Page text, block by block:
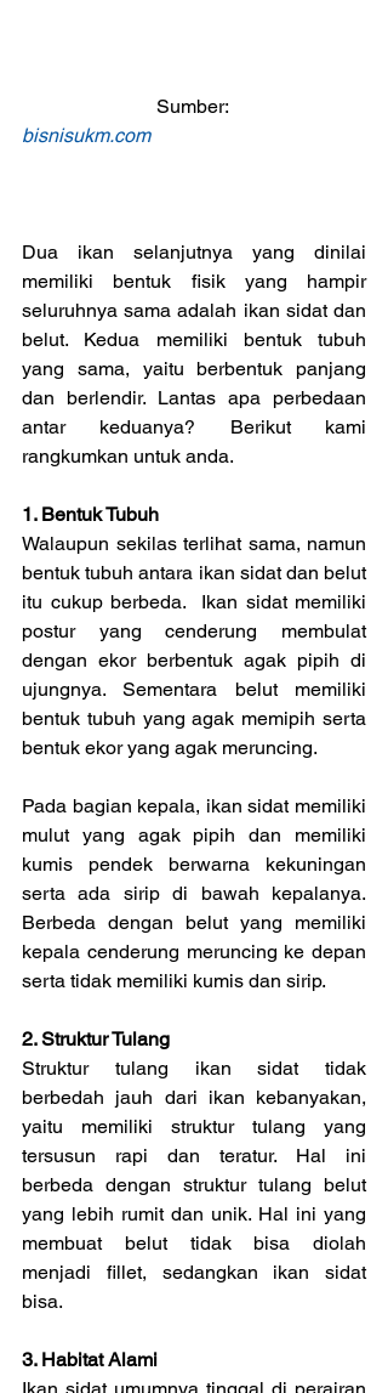
Sumber:
bisnisukm.com
Dua ikan selanjutnya yang dinilai
memiliki bentuk fisik yang hampir
seluruhnya sama adalah ikan sidat dan
belut. Kedua memiliki bentuk tubuh
yang sama, yaitu berbentuk panjang
dan berlendir. Lantas apa perbedaan
antar keduanya? Berikut kami
rangkumkan untuk anda.
1. Bentuk Tubuh
Walaupun sekilas terlihat sama, namun
bentuk tubuh antara ikan sidat dan belut
itu cukup berbeda.  Ikan sidat memiliki
postur yang cenderung membulat
dengan ekor berbentuk agak pipih di
ujungnya. Sementara belut memiliki
bentuk tubuh yang agak memipih serta
bentuk ekor yang agak meruncing.
Pada bagian kepala, ikan sidat memiliki
mulut yang agak pipih dan memiliki
kumis pendek berwarna kekuningan
serta ada sirip di bawah kepalanya.
Berbeda dengan belut yang memiliki
kepala cenderung meruncing ke depan
serta tidak memiliki kumis dan sirip.
2. Struktur Tulang
Struktur tulang ikan sidat tidak
berbedah jauh dari ikan kebanyakan,
yaitu memiliki struktur tulang yang
tersusun rapi dan teratur. Hal ini
berbeda dengan struktur tulang belut
yang lebih rumit dan unik. Hal ini yang
membuat belut tidak bisa diolah
menjadi fillet, sedangkan ikan sidat
bisa.
3. Habitat Alami
Ikan sidat umumnya tinggal di perairan